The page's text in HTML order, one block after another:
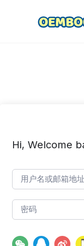
Hi, Welcome